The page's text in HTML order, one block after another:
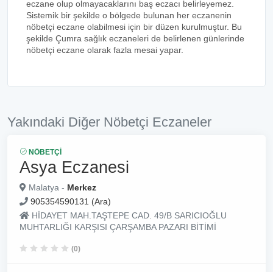
eczane olup olmayacaklarını baş eczacı belirleyemez.
Sistemik bir şekilde o bölgede bulunan her eczanenin
nöbetçi eczane olabilmesi için bir düzen kurulmuştur. Bu
şekilde Çumra sağlık eczaneleri de belirlenen günlerinde
nöbetçi eczane olarak fazla mesai yapar.
Yakındaki Diğer Nöbetçi Eczaneler
NÖBETÇI
Asya Eczanesi
Malatya - Merkez
905354590131 (Ara)
HİDAYET MAH.TAŞTEPE CAD. 49/B SARICIOĞLU
MUHTARLIĞI KARŞISI ÇARŞAMBA PAZARI BİTİMİ
(0)